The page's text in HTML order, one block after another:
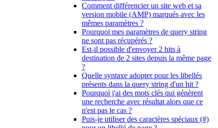
Comment différencier un site web et sa
version mobile (AMP) marqués avec les
mêmes paramètres ?
Pourquoi mes paramètres de query string
ne sont pas récupérés ?
Est-il possible d'envoyer 2 hits à
destination de 2 sites depuis la même page
?
Quelle syntaxe adopter pour les libellés
présents dans la query string d'un hit ?
Pourquoi j'ai des mots clés qui génèrent
une recherche avec résultat alors que ce
n'est pas le cas ?
Puis-je utiliser des caractères spéciaux (#)